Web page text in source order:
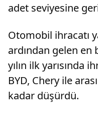
adet seviyesine
Otomobil ihracatı
ardından gelen en
yılın ilk yarısında
BYD, Chery ile
kadar düşürdü.